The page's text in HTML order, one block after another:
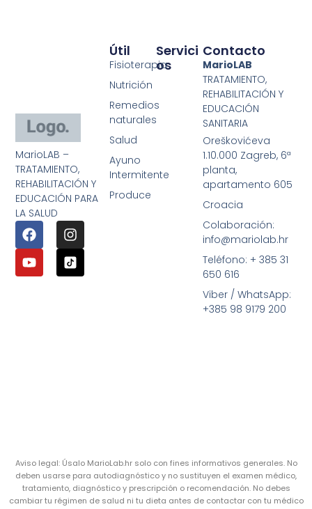
MarioLAB –
TRATAMIENTO,
REHABILITACIÓN Y
EDUCACIÓN PARA
LA SALUD
Servici
Os
Útil
Fisioterapia
Nutrición
Remedios
naturales
Salud
Ayuno
Intermitente
Produce
Contacto
MarioLAB
TRATAMIENTO,
REHABILITACIÓN Y
EDUCACIÓN
SANITARIA
Oreškovićeva
1.10.000 Zagreb, 6ª
planta,
apartamento 605
Croacia
Colaboración:
info@mariolab.hr
Teléfono: + 385 31
650 616
Viber / WhatsApp:
+385 98 9179 200
Aviso legal: Úsalo MarioLab.hr solo con fines informativos generales. No
deben usarse para autodiagnóstico y no sustituyen el examen médico,
tratamiento, diagnóstico y prescripción o recomendación. No debes
cambiar tu régimen de salud ni tu dieta antes de contactar con tu médico